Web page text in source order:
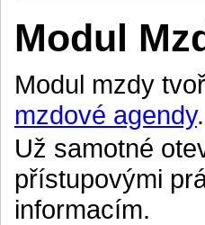
Modul
Modul mzdy
mzdové agendy.
Už samotné
přístupovými
informacím.